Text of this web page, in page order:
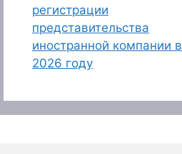
регистрации
представительства
иностранной компании в
2026 году